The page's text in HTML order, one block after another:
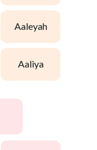
aaleyah
aaliya